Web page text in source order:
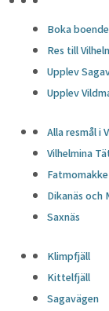
Boka
Res till
Upplev
Upplev
Alla resmål i
Vilhelmina
Fatmomakke
Dikanäs och
Saxnäs
Klimpfjäll
Kittelfjäll
Sagavägen